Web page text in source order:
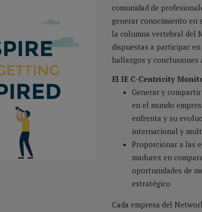
comunidad de
generar conocimiento en
la columna vertebral del
dispuestas a participar
hallazgos y
El IE C-Centricity
Generar y
en el mundo
enfrenta y su
internacional y
Proporcionar a las
madurez en
oportunidades de
estratégico
Cada empresa del